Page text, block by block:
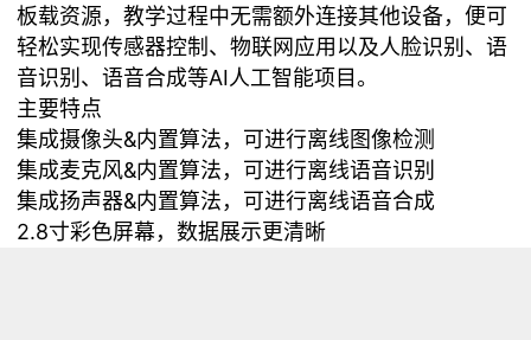
板载资源，教学过程中无需额外连接其他设备，便可
轻松实现传感器控制、物联网应用以及人脸识别、语
音识别、语音合成等AI人工智能项目。
主要特点
集成摄像头&内置算法，可进行离线图像检测
集成麦克风&内置算法，可进行离线语音识别
集成扬声器&内置算法，可进行离线语音合成
2.8寸彩色屏幕，数据展示更清晰